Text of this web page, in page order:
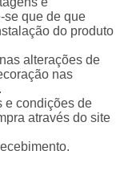
se que de que
do produto
alterações de
nas
e condições de
através do site